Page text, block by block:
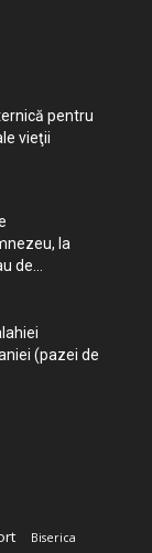
pentru
vieţii
la
de...
(pazei de
Biserica